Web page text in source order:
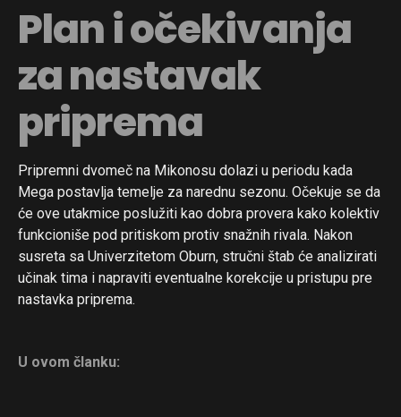
Plan i očekivanja
za nastavak
priprema
Pripremni dvomeč na Mikonosu dolazi u periodu kada
Mega postavlja temelje za narednu sezonu. Očekuje se da
će ove utakmice poslužiti kao dobra provera kako kolektiv
funkcioniše pod pritiskom protiv snažnih rivala. Nakon
susreta sa Univerzitetom Oburn, stručni štab će analizirati
učinak tima i napraviti eventualne korekcije u pristupu pre
nastavka priprema.
U ovom članku: